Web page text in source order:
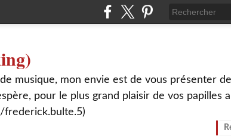
musique, mon envie est de vous présenter
pour le plus grand plaisir de vos papilles
frederick.bulte.5)